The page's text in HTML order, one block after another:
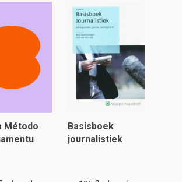
maaltijd?
Método
Basisboek
journalistiek